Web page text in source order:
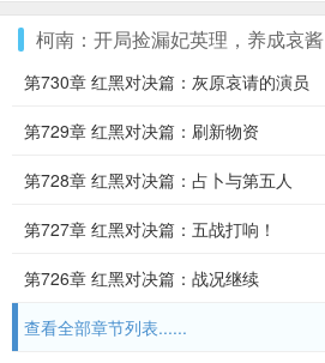
柯南：开局捡漏妃英理，养成哀酱
第730章 红黑对决篇：灰原哀请的演员
第729章 红黑对决篇：刷新物资
第728章 红黑对决篇：占卜与第五人
第727章 红黑对决篇：五战打响！
第726章 红黑对决篇：战况继续
查看全部章节列表......